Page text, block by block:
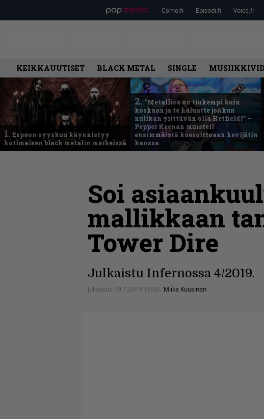
Como.fi Episodi.fi Voice.fi
KEIKKAUUTISET BLACK METAL SINGLE
1. Espoon syyskuu käynnistyy
kotimaisen black metalin merkeissä
2. ”Metallica on tiukempi kuin
koskaan ja te haluatte jonkun
nulikan yrittävän olla Hetfield?” –
Pepper Keenan muisteli
ensimmäistä koesoittoaan hevijätin
kanssa
Soi
mallikkaan
Tower Dire
Julkaistu Infernossa 4/2019.
Julkaistu: 19.7.2019 18:09 Miika Kuusinen